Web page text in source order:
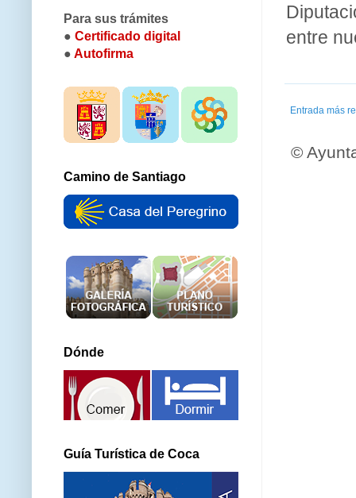
entre
Entrada más
©
Para sus trámites
● Certificado digital
● Autofirma
Camino de Santiago
Dónde
Guía Turística de Coca